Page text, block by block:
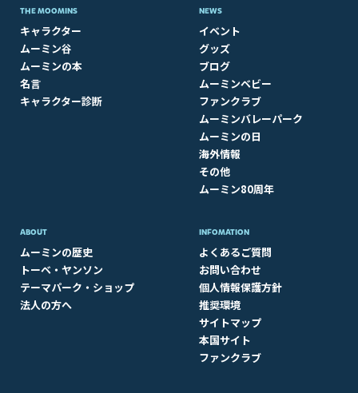
THE MOOMINS
キャラクター
ムーミン谷
ムーミンの本
名言
キャラクター診断
NEWS
イベント
グッズ
ブログ
ムーミンベビー
ファンクラブ
ムーミンバレーパーク
ムーミンの日
海外情報
その他
ムーミン80周年
ABOUT​
ムーミンの歴史
トーベ・ヤンソン
テーマパーク・ショップ
法人の方へ
INFOMATION
よくあるご質問
お問い合わせ
個人情報保護方針
推奨環境
サイトマップ
本国サイト
ファンクラブ